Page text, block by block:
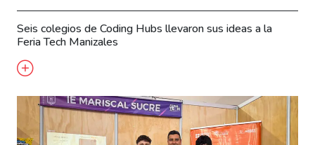
Seis colegios de Coding Hubs llevaron sus ideas a la
Feria Tech Manizales